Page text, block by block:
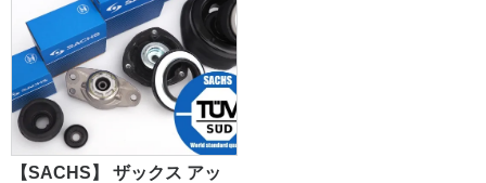
【SACHS】 ザックス アッ